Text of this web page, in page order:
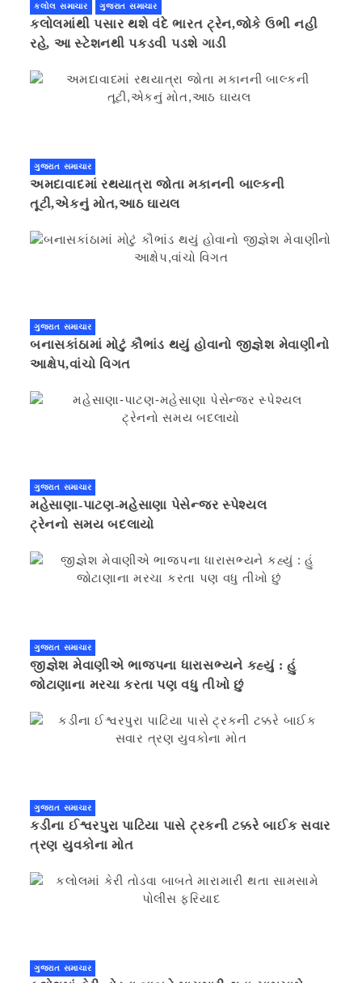
કલોલ સમાચાર ગુજરાત સમાચાર
કલોલમાંથી પસાર થશે વંદે ભારત ટ્રેન,જોકે ઉભી નહી
રહે, આ સ્ટેશનથી પકડવી પડશે ગાડી
ગુજરાત સમાચાર
અમદાવાદમાં રથયાત્રા જોતા મકાનની બાલ્કની
તૂટી,એકનું મોત,આઠ ઘાયલ
ગુજરાત સમાચાર
બનાસકાંઠામાં મોટું કૌભાંડ થયું હોવાનો જીજ્ઞેશ મેવાણીનો
આક્ષેપ,વાંચો વિગત
ગુજરાત સમાચાર
મહેસાણા-પાટણ-મહેસાણા પેસેન્જર સ્પેશ્યલ
ટ્રેનનો સમય બદલાયો
ગુજરાત સમાચાર
જીજ્ઞેશ મેવાણીએ ભાજપના ધારાસભ્યને કહ્યું : હું
જોટાણાના મરચા કરતા પણ વધુ તીખો છું
ગુજરાત સમાચાર
કડીના ઈશ્વરપુરા પાટિયા પાસે ટ્રકની ટક્કરે બાઈક સવાર
ત્રણ યુવકોના મોત
ગુજરાત સમાચાર